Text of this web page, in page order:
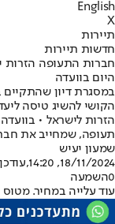
English
X
תיירות
חדשות תיירות
חברות התעופה הזרות
היום בוועדה
במסגרת דיון שהתקיים
הקושי להשיג טיסה
הזרות לישראל •
תעופה, שמחייב את
שמעון יעיש
18/11/2024, 14:20
,עודכן
0השמעה
עוד עלייה במחיר. מטוס